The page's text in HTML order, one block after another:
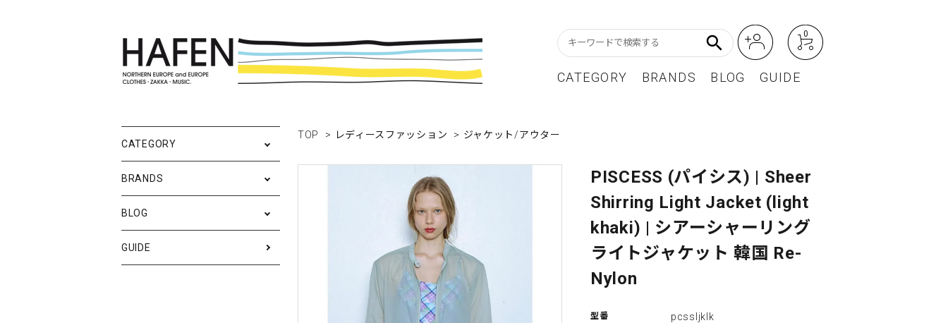
search 0
CATEGORY
ポスターフレーム カレンダー
バッグ
レディースファッション
メンズファッション BEST SELLER / ベストセラー
RESTOCK / 再入荷
BRANDS
雑貨ブランドAtoZ アパレルブランドAtoZ
BLOG
New In Staff Blog
Event
GUIDE
TOP > レディースファッション > ジャケット/アウター
PISCESS (パイシス) | Sheer
Shirring Light Jacket (light
khaki) | シアーシャーリング
ライトジャケット 韓国 Re-
Nylon
型番 pcssljklk
CATEGORY
BRANDS
BLOG
GUIDE